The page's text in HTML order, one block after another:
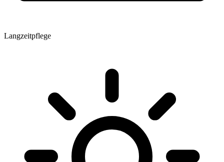
Langzeitpflege